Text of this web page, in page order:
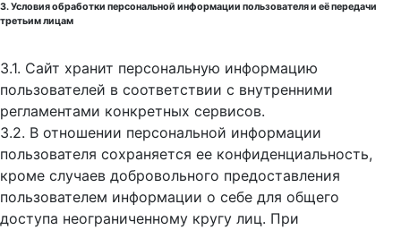
3. Условия обработки персональной информации пользователя и её передачи
третьим лицам
3.1. Сайт хранит персональную информацию
пользователей в соответствии с внутренними
регламентами конкретных сервисов.
3.2. В отношении персональной информации
пользователя сохраняется ее конфиденциальность,
кроме случаев добровольного предоставления
пользователем информации о себе для общего
доступа неограниченному кругу лиц. При